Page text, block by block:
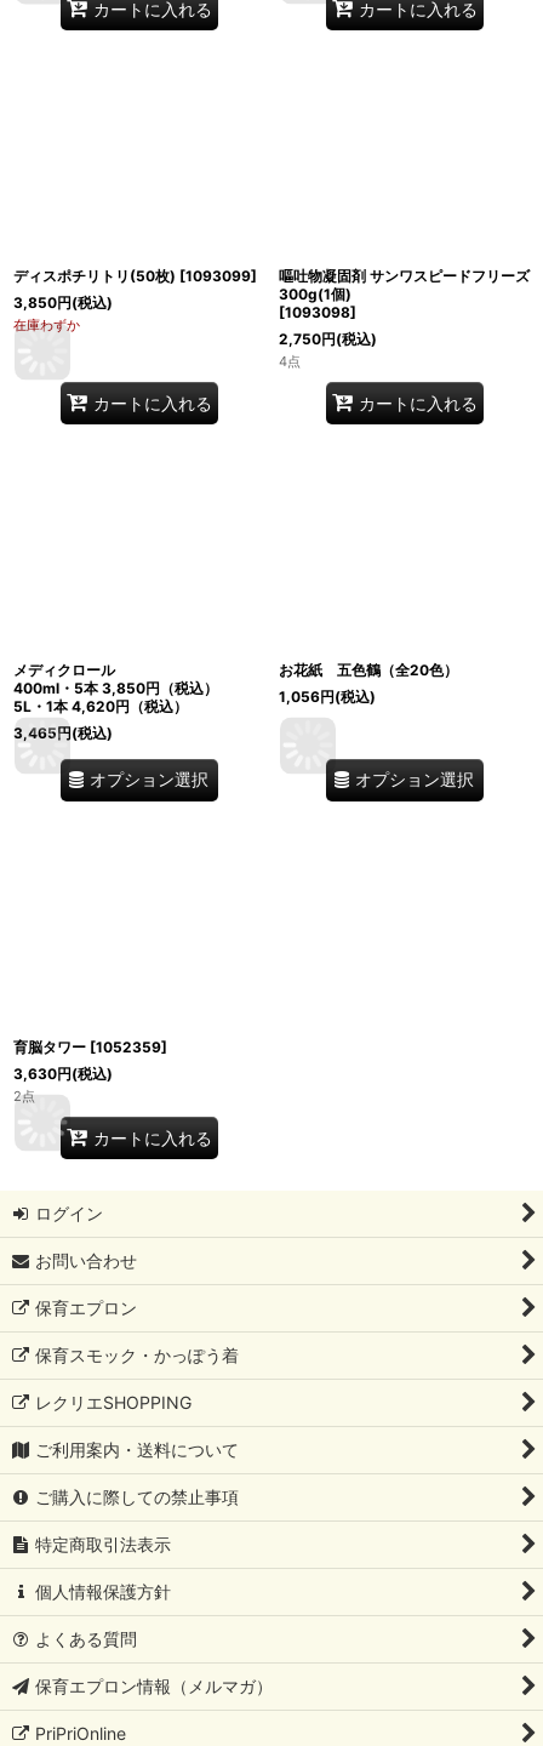
カートに入れる カートに入れる
ディスポチリトリ(50枚) [1093099]
3,850円(税込)
在庫わずか
カートに入れる
嘔吐物凝固剤 サンワスピードフリーズ
300g(1個)
[1093098]
2,750円(税込)
4点
カートに入れる
メディクロール
400ml・5本 3,850円（税込）
5L・1本 4,620円（税込）
3,465円(税込)
オプション選択
お花紙 五色鶴（全20色）
1,056円(税込)
オプション選択
育脳タワー [1052359]
3,630円(税込)
2点
カートに入れる
ログイン
お問い合わせ
保育エプロン
保育スモック・かっぽう着
レクリエSHOPPING
ご利用案内・送料について
ご購入に際しての禁止事項
特定商取引法表示
個人情報保護方針
よくある質問
保育エプロン情報（メルマガ）
PriPriOnline